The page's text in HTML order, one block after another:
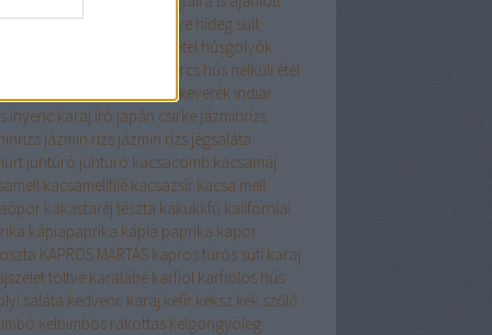
kiváló
hideg pecsenye hideg sült
húsétel húsgolyók
hústekercs hús nélküli étel
indiai fűszerkeverék indiai
inyenc karaj író japán csirke jázminrízs
jázmin rizs jázmin rízs jégsaláta
juhtúró juhturó kacsacomb kacsamáj
kacsamellfilé kacsazsír kacsa mell
kakastaréj tészta kakukkfű kaliforniai
kápiapaprika kápia paprika kapor
KAPROS MÁRTÁS kapros túrós süti karaj
töltve karalábé karfiol karfiolos hús
saláta kedvenc karaj kefír keksz kék szőlő
kelbimbós rakottas kelgöngyöleg